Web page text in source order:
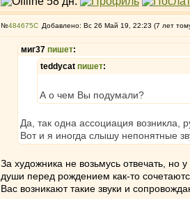
№484675 Добавлено: Вс 26 Май 19, 22:23 (7 лет
миг37 пишет:
teddycat пишет:
А о чем Вы подумали?
Да, так одна ассоциация возникла,
Вот и я иногда слышу непонятные
За художника не возьмусь отвечать, но
души перед рождением как-то
Вас возникают такие звуки и